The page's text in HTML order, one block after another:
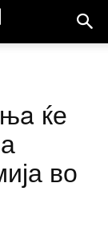
ќе
во